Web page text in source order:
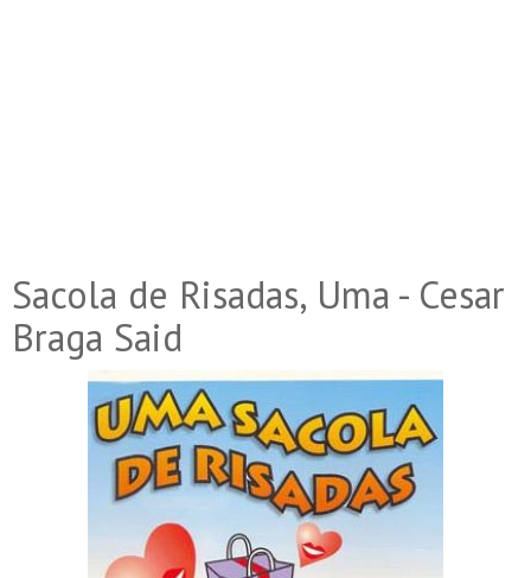
Sacola de Risadas, Uma - Cesar
Braga Said